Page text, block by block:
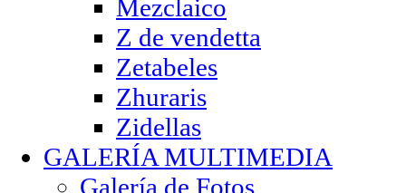
Mezclaico
Z de vendetta
Zetabeles
Zhuraris
Zidellas
GALERÍA MULTIMEDIA
Galería de Fotos